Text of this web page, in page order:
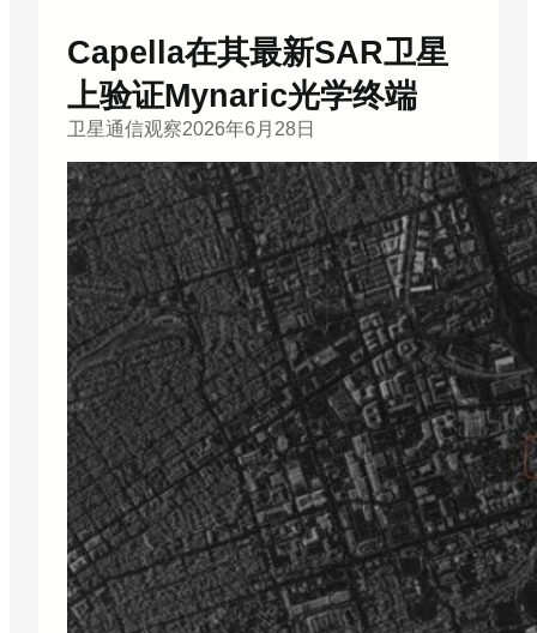
Capella在其最新SAR卫星
上验证Mynaric光学终端
卫星通信观察2026年6月28日